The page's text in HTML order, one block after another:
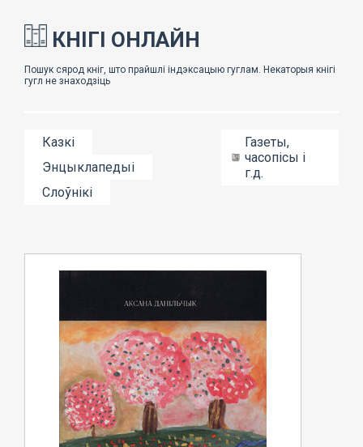
КНІГІ ОНЛАЙН
Казкі
Энцыклапедыі
Слоўнікі
Газеты,
часопісы і
г.д.